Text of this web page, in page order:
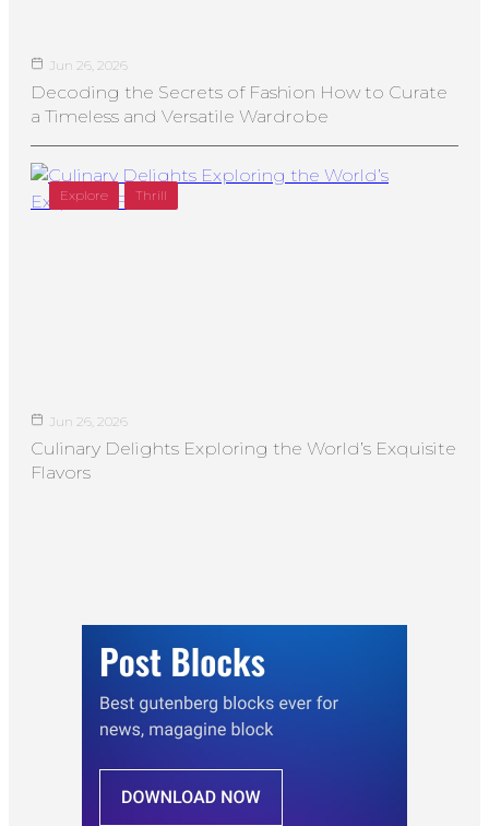
Jun 26, 2026
Decoding the Secrets of Fashion How to Curate
a Timeless and Versatile Wardrobe
Explore Thrill
Jun 26, 2026
Culinary Delights Exploring the World’s Exquisite
Flavors